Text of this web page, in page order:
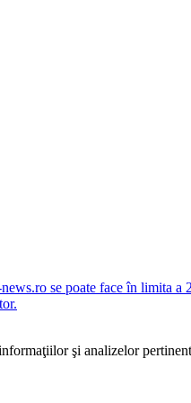
se poate face în limita
şi analizelor